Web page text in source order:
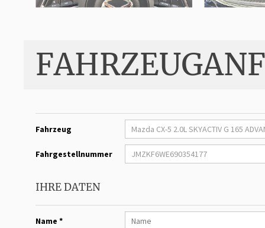
Fahrzeug
Fahrgestellnummer
IHRE DATEN
Name *